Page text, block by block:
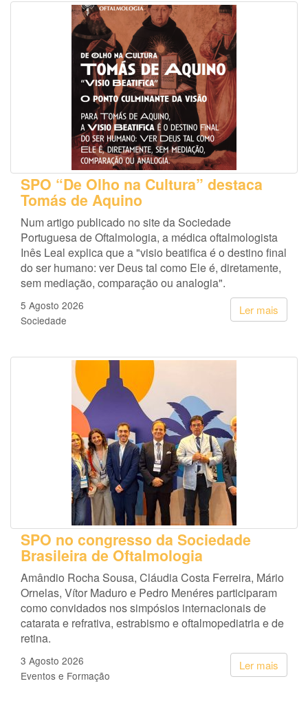
SPO “De Olho na Cultura” destaca
Tomás de Aquino
Num artigo publicado no site da Sociedade
Portuguesa de Oftalmologia, a médica oftalmologista
Inês Leal explica que a "visio beatifica é o destino final
do ser humano: ver Deus tal como Ele é, diretamente,
sem mediação, comparação ou analogia".
Ler mais
5 Agosto 2026
Sociedade
SPO no congresso da Sociedade
Brasileira de Oftalmologia
Amândio Rocha Sousa, Cláudia Costa Ferreira, Mário
Ornelas, Vítor Maduro e Pedro Menéres participaram
como convidados nos simpósios internacionais de
catarata e refrativa, estrabismo e oftalmopediatria e de
retina.
Ler mais
3 Agosto 2026
Eventos e Formação